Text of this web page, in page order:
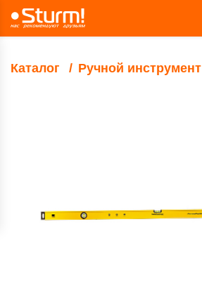
Каталог Ручной инструмент